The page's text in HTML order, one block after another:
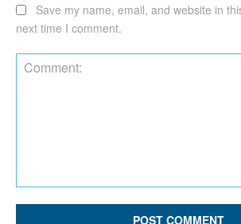
Save my name, email, and website in
next time I comment.